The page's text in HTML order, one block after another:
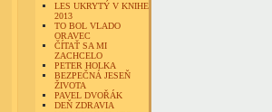
LES UKRYTÝ V KNIHE
2013
TO BOL VLADO
ORAVEC
ČÍTAŤ SA MI
ZACHCELO
PETER HOLKA
BEZPEČNÁ JESEŇ
ŽIVOTA
PAVEL DVOŘÁK
DEŇ ZDRAVIA